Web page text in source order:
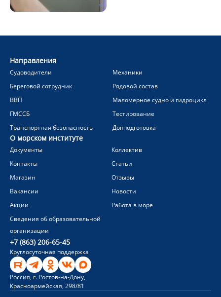
Направления
Судоводители
Механики
Береговой сотрудник
Рядовой состав
ВВП
Маломерное судно и гидроцикл
ГМССБ
Тестирование
Транспортная безопасность
Допподготовка
О морском институте
Документы
Коллектив
Контакты
Статьи
Магазин
Отзывы
Вакансии
Новости
Акции
Работа в море
Сведения об образовательной
организации
+7 (863) 206-65-45
Круглосуточная поддержка
Россия, г. Ростов-на-Дону,
Красноармейская, 298/81